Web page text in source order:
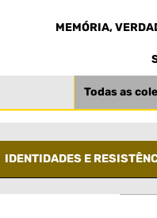
MEMÓRIA,
Todas as
IDENTIDADES E